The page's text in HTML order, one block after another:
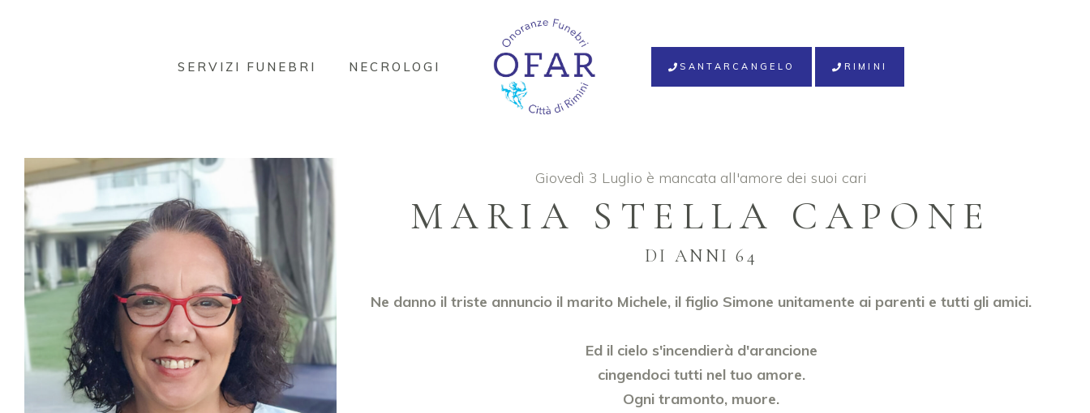
SERVIZI FUNEBRI NECROLOGI SANTARCANGELO RIMINI
Giovedì 3 Luglio è mancata all'amore dei suoi cari
MARIA STELLA CAPONE
DI ANNI 64
Ne danno il triste annuncio il marito Michele, il figlio Simone unitamente ai parenti e tutti gli amici.
Ed il cielo s'incendierà d'arancione
cingendoci tutti nel tuo amore.
Ogni tramonto, muore.